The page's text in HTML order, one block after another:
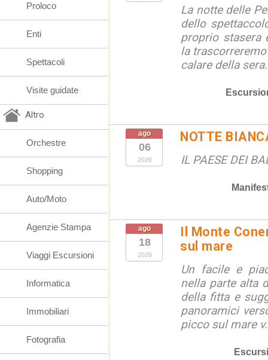
La notte delle
dello
proprio stasera
la
calare della
ago
06
2026
NOTTE
IL PAESE DEI
ago
18
2026
Il Monte
sul mare
Un facile e
nella parte alta
della fitta e
panoramici
picco sul mare
Proloco
Enti
Spettacoli
Visite guidate
Altro
Orchestre
Shopping
Auto/Moto
Agenzie Stampa
Viaggi Escursioni
Informatica
Immobiliari
Fotografia